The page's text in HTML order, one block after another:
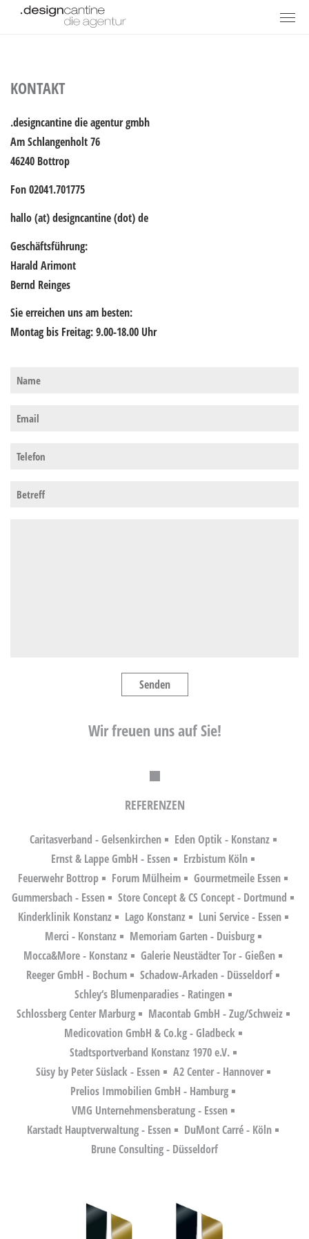
KONTAKT
.designcantine die agentur gmbh
Am Schlangenholt 76
46240 Bottrop
Fon 02041.701775
hallo (at) designcantine (dot) de
Geschäftsführung:
Harald Arimont
Bernd Reinges
Sie erreichen uns am besten:
Montag bis Freitag: 9.00-18.00 Uhr
Senden
Wir freuen uns auf Sie!
REFERENZEN
Caritasverband - Gelsenkirchen
Eden Optik - Konstanz
Ernst & Lappe GmbH - Essen
Erzbistum Köln
Feuerwehr Bottrop
Forum Mülheim
Gourmetmeile Essen
Gummersbach - Essen
Store Concept & CS Concept - Dortmund
Kinderklinik Konstanz
Lago Konstanz
Luni Service - Essen
Merci - Konstanz
Memoriam Garten - Duisburg
Mocca&More - Konstanz
Galerie Neustädter Tor - Gießen
Reeger GmbH - Bochum
Schadow-Arkaden - Düsseldorf
Schley‘s Blumenparadies - Ratingen
Schlossberg Center Marburg
Macontab GmbH - Zug/Schweiz
Medicovation GmbH & Co.kg - Gladbeck
Stadtsportverband Konstanz 1970 e.V.
Süsy by Peter Süslack - Essen
A2 Center - Hannover
Prelios Immobilien GmbH - Hamburg
VMG Unternehmensberatung - Essen
Karstadt Hauptverwaltung - Essen
DuMont Carré - Köln
Brune Consulting - Düsseldorf